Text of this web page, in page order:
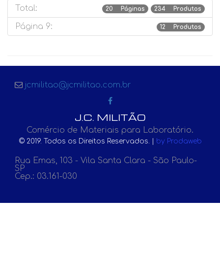
Total: 234 Produtos
20 Páginas
Página 9: 12 Produtos
jcmilitao@jcmilitao.com.br
J.C. MILITÃO
Comércio de Materiais para Laboratório.
© 2019. Todos os Direitos Reservados. | by Prodaweb
Rua Emas, 103 - Vila Santa Clara - São Paulo-
SP
Cep.: 03.161-030